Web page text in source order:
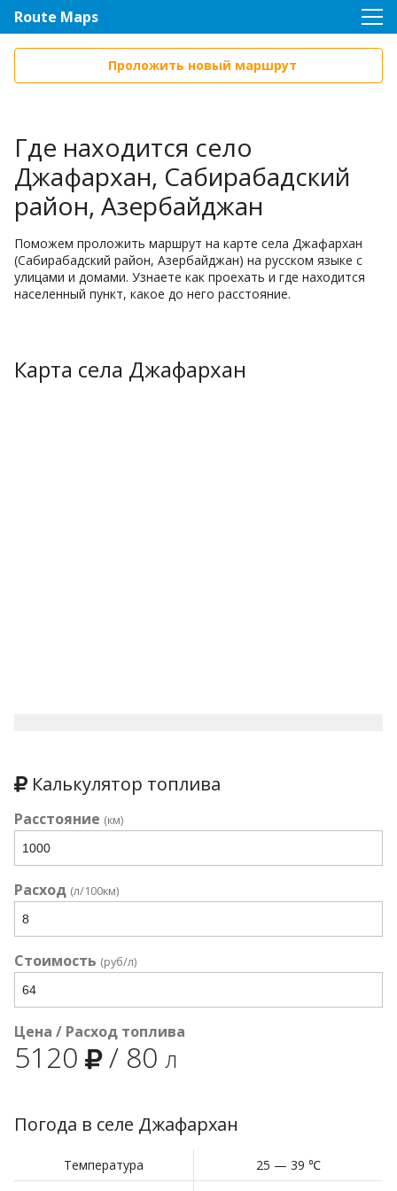
Route Maps
Проложить новый маршрут
Где находится село
Джафархан, Сабирабадский
район, Азербайджан
Поможем проложить маршрут на карте села Джафархан
(Сабирабадский район, Азербайджан) на русском языке с
улицами и домами. Узнаете как проехать и где находится
населенный пункт, какое до него расстояние.
Карта села Джафархан
Калькулятор топлива
Расстояние (км)
Расход (л/100км)
Стоимость (руб/л)
Цена / Расход топлива
5120 / 80 л
Погода в селе Джафархан
Температура
25 — 39 ℃